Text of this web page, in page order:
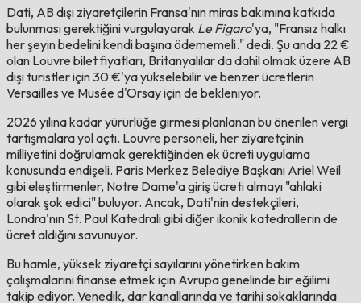
Dati, AB dışı ziyaretçilerin Fransa'nın miras bakımına katkıda
bulunması gerektiğini vurgulayarak Le Figaro'ya, "Fransız halkı
her şeyin bedelini kendi başına ödememeli." dedi. Şu anda 22 €
olan Louvre bilet fiyatları, Britanyalılar da dahil olmak üzere AB
dışı turistler için 30 €'ya yükselebilir ve benzer ücretlerin
Versailles ve Musée d'Orsay için de bekleniyor.
2026 yılına kadar yürürlüğe girmesi planlanan bu önerilen vergi
tartışmalara yol açtı. Louvre personeli, her ziyaretçinin
milliyetini doğrulamak gerektiğinden ek ücreti uygulama
konusunda endişeli. Paris Merkez Belediye Başkanı Ariel Weil
gibi eleştirmenler, Notre Dame'a giriş ücreti almayı "ahlaki
olarak şok edici" buluyor. Ancak, Dati'nin destekçileri,
Londra'nın St. Paul Katedrali gibi diğer ikonik katedrallerin de
ücret aldığını savunuyor.
Bu hamle, yüksek ziyaretçi sayılarını yönetirken bakım
çalışmalarını finanse etmek için Avrupa genelinde bir eğilimi
takip ediyor. Venedik, dar kanallarında ve tarihi sokaklarında